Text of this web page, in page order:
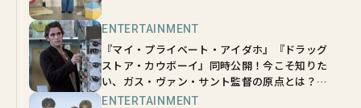
ENTERTAINMENT
『マイ・プライベート・アイダホ』『ドラッグ
ストア・カウボーイ』同時公開！今こそ知りた
い、ガス・ヴァン・サント監督の原点とは？
【sweetムービーインタビュー】
ENTERTAINMENT